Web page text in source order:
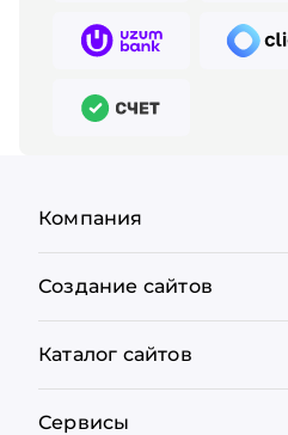
Компания
Создание сайтов
Каталог сайтов
Сервисы